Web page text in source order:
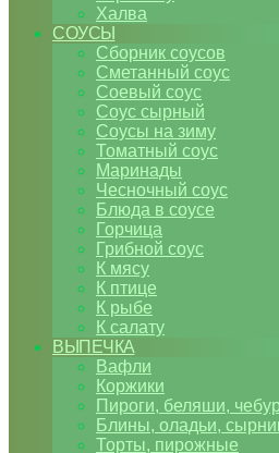
Халва
СОУСЫ
Сборник соусов
Сметанный соус
Соевый соус
Соус сырный
Соусы на зиму
Томатный соус
Маринады
Чесночный соус
Блюда в соусе
Горчица
Грибной соус
К мясу
К птице
К рыбе
К салату
ВЫПЕЧКА
Вафли
Коржики
Пироги, беляши,
Блины, оладьи,
Торты, пирожные